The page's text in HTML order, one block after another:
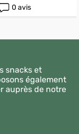
0 avis
snacks et
également
auprès de notre